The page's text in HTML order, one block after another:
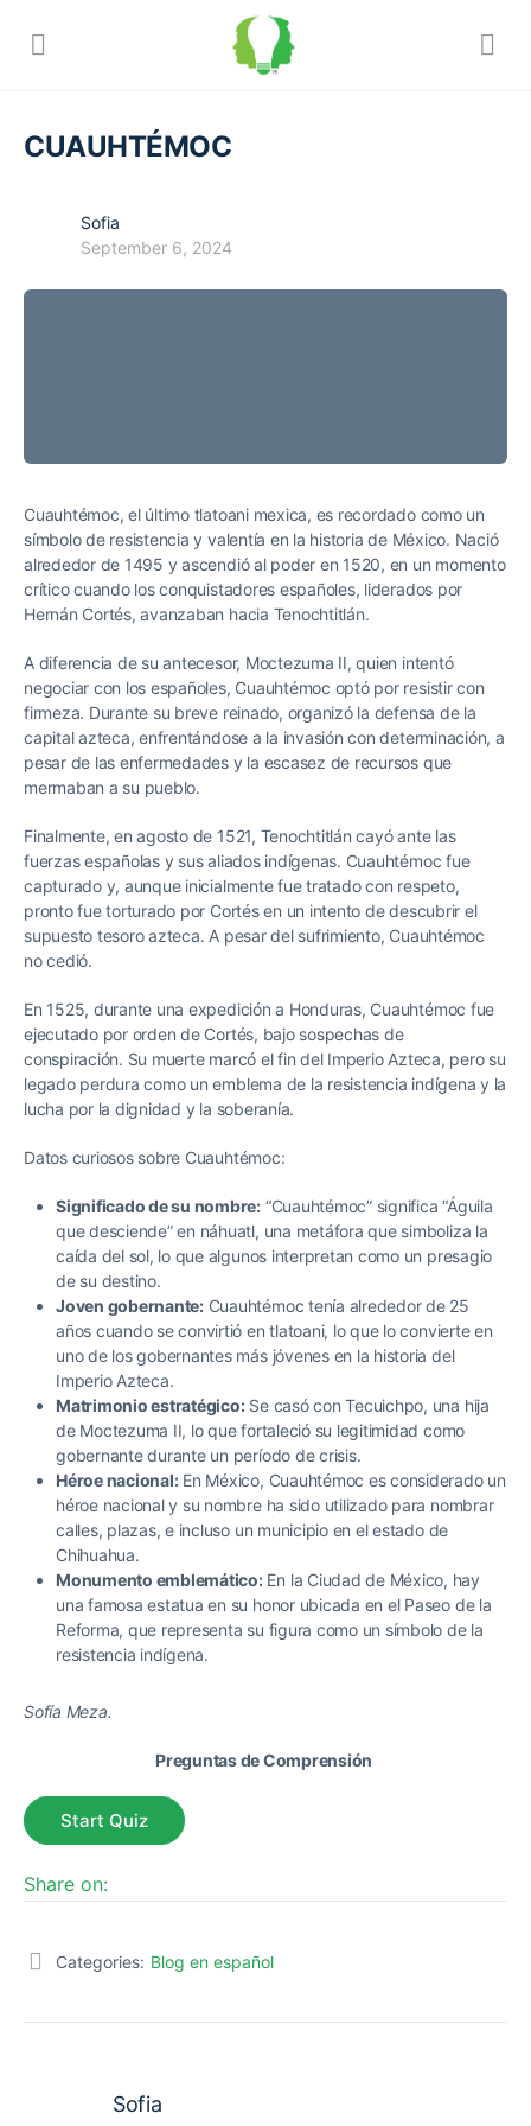
CUAUHTÉMOC
Sofia
September 6, 2024
Cuauhtémoc, el último tlatoani mexica, es recordado como un
símbolo de resistencia y valentía en la historia de México. Nació
alrededor de 1495 y ascendió al poder en 1520, en un momento
crítico cuando los conquistadores españoles, liderados por
Hernán Cortés, avanzaban hacia Tenochtitlán.
A diferencia de su antecesor, Moctezuma II, quien intentó
negociar con los españoles, Cuauhtémoc optó por resistir con
firmeza. Durante su breve reinado, organizó la defensa de la
capital azteca, enfrentándose a la invasión con determinación, a
pesar de las enfermedades y la escasez de recursos que
mermaban a su pueblo.
Finalmente, en agosto de 1521, Tenochtitlán cayó ante las
fuerzas españolas y sus aliados indígenas. Cuauhtémoc fue
capturado y, aunque inicialmente fue tratado con respeto,
pronto fue torturado por Cortés en un intento de descubrir el
supuesto tesoro azteca. A pesar del sufrimiento, Cuauhtémoc
no cedió.
En 1525, durante una expedición a Honduras, Cuauhtémoc fue
ejecutado por orden de Cortés, bajo sospechas de
conspiración. Su muerte marcó el fin del Imperio Azteca, pero su
legado perdura como un emblema de la resistencia indígena y la
lucha por la dignidad y la soberanía.
Datos curiosos sobre Cuauhtémoc:
Significado de su nombre: “Cuauhtémoc” significa “Águila
que desciende” en náhuatl, una metáfora que simboliza la
caída del sol, lo que algunos interpretan como un presagio
de su destino.
Joven gobernante:Cuauhtémoc tenía alrededor de 25
años cuando se convirtió en tlatoani, lo que lo convierte en
uno de los gobernantes más jóvenes en la historia del
Imperio Azteca.
Matrimonio estratégico:Se casó con Tecuichpo, una hija
de Moctezuma II, lo que fortaleció su legitimidad como
gobernante durante un período de crisis.
Héroe nacional:En México, Cuauhtémoc es considerado un
héroe nacional y su nombre ha sido utilizado para nombrar
calles, plazas, e incluso un municipio en el estado de
Chihuahua.
Monumento emblemático:En la Ciudad de México, hay
una famosa estatua en su honor ubicada en el Paseo de la
Reforma, que representa su figura como un símbolo de la
resistencia indígena.
Sofía Meza.
Preguntas de Comprensión
Share on:
Categories: Blog en español
Sofia